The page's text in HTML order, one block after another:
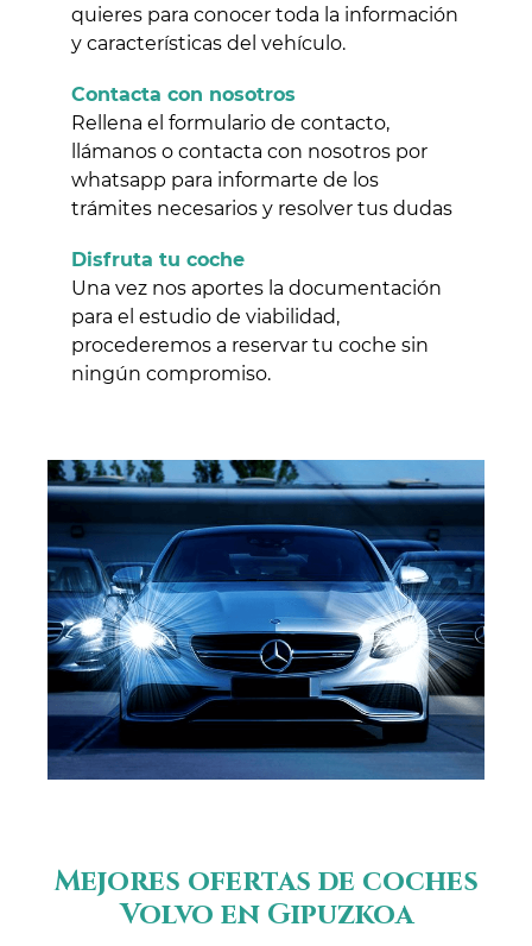
quieres para conocer toda la información
y características del vehículo.
Contacta con nosotros
Rellena el formulario de contacto,
llámanos o contacta con nosotros por
whatsapp para informarte de los
trámites necesarios y resolver tus dudas
Disfruta tu coche
Una vez nos aportes la documentación
para el estudio de viabilidad,
procederemos a reservar tu coche sin
ningún compromiso.
Mejores ofertas de coches
Volvo en Gipuzkoa